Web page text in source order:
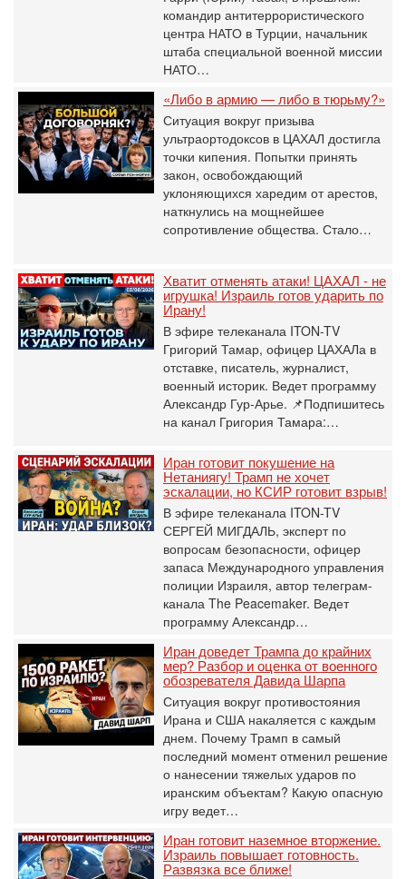
командир антитеррористического
центра НАТО в Турции, начальник
штаба специальной военной миссии
НАТО…
«Либо в армию — либо в тюрьму?»
Ситуация вокруг призыва
ультраортодоксов в ЦАХАЛ достигла
точки кипения. Попытки принять
закон, освобождающий
уклоняющихся харедим от арестов,
наткнулись на мощнейшее
сопротивление общества. Стало…
Хватит отменять атаки! ЦАХАЛ - не
игрушка! Израиль готов ударить по
Ирану!
В эфире телеканала ITON-TV
Григорий Тамар, офицер ЦАХАЛа в
отставке, писатель, журналист,
военный историк. Ведет программу
Александр Гур-Арье. 📌Подпишитесь
на канал Григория Тамара:…
Иран готовит покушение на
Нетаниягу! Трамп не хочет
эскалации, но КСИР готовит взрыв!
В эфире телеканала ITON-TV
СЕРГЕЙ МИГДАЛЬ, эксперт по
вопросам безопасности, офицер
запаса Международного управления
полиции Израиля, автор телеграм-
канала The Peacemaker. Ведет
программу Александр…
Иран доведет Трампа до крайних
мер? Разбор и оценка от военного
обозревателя Давида Шарпа
Ситуация вокруг противостояния
Ирана и США накаляется с каждым
днем. Почему Трамп в самый
последний момент отменил решение
о нанесении тяжелых ударов по
иранским объектам? Какую опасную
игру ведет…
Иран готовит наземное вторжение.
Израиль повышает готовность.
Развязка все ближе!